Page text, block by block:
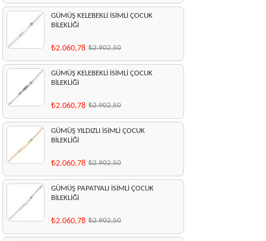
GÜMÜŞ KELEBEKLİ İSİMLİ ÇOCUK
BİLEKLİĞİ
₺2.060,78 ₺2.902,50
GÜMÜŞ KELEBEKLİ İSİMLİ ÇOCUK
BİLEKLİĞİ
₺2.060,78 ₺2.902,50
GÜMÜŞ YILDIZLI İSİMLİ ÇOCUK
BİLEKLİĞİ
₺2.060,78 ₺2.902,50
GÜMÜŞ PAPATYALI İSİMLİ ÇOCUK
BİLEKLİĞİ
₺2.060,78 ₺2.902,50